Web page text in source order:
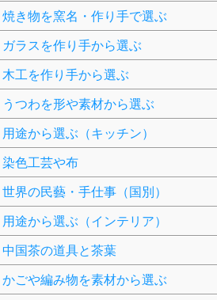
焼き物を窯名・作り手で選ぶ
ガラスを作り手から選ぶ
木工を作り手から選ぶ
うつわを形や素材から選ぶ
用途から選ぶ（キッチン）
染色工芸や布
世界の民藝・手仕事（国別）
用途から選ぶ（インテリア）
中国茶の道具と茶葉
かごや編み物を素材から選ぶ